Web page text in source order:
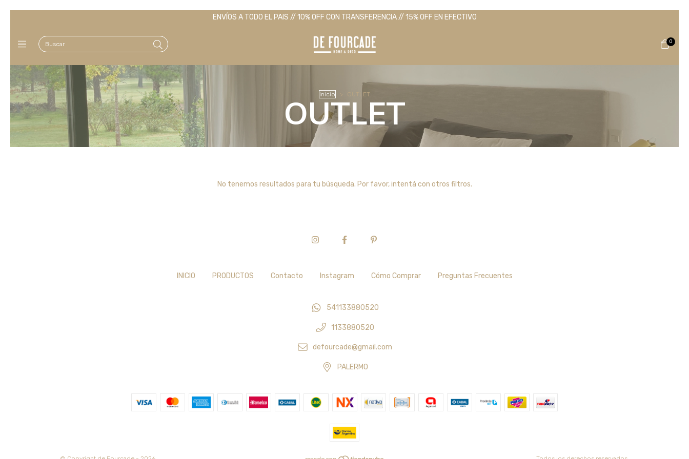
ENVÍOS A TODO EL PAIS // 10% OFF CON TRANSFERENCIA // 15% OFF EN EFECTIVO
0
Inicio > OUTLET
OUTLET
No tenemos resultados para tu búsqueda. Por favor, intentá con otros filtros.
INICIO PRODUCTOS Contacto Instagram Cómo Comprar Preguntas Frecuentes
541133880520
1133880520
defourcade@gmail.com
PALERMO